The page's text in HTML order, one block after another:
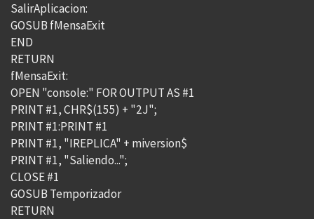
SalirAplicacion:
GOSUB fMensaExit
END
RETURN
fMensaExit:
OPEN "console:" FOR OUTPUT AS #1
PRINT #1, CHR$(155) + "2J";
PRINT #1:PRINT #1
PRINT #1, "IREPLICA" + miversion$
PRINT #1, "Saliendo...";
CLOSE #1
GOSUB Temporizador
RETURN